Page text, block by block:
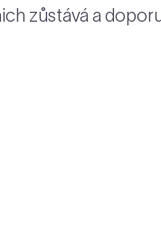
zůstává a